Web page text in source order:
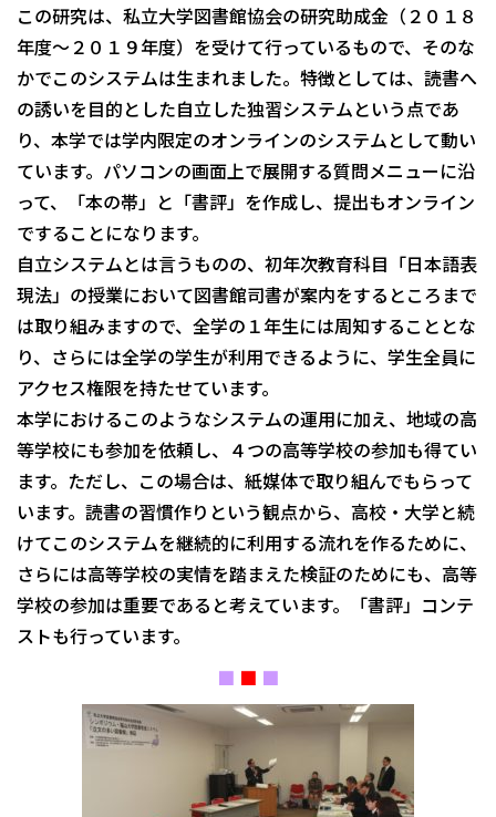
この研究は、私立大学図書館協会の研究助成金（２０１８
年度～２０１９年度）を受けて行っているもので、そのな
かでこのシステムは生まれました。特徴としては、読書へ
の誘いを目的とした自立した独習システムという点であ
り、本学では学内限定のオンラインのシステムとして動い
ています。パソコンの画面上で展開する質問メニューに沿
って、「本の帯」と「書評」を作成し、提出もオンライン
ですることになります。
自立システムとは言うものの、初年次教育科目「日本語表
現法」の授業において図書館司書が案内をするところまで
は取り組みますので、全学の１年生には周知することとな
り、さらには全学の学生が利用できるように、学生全員に
アクセス権限を持たせています。
本学におけるこのようなシステムの運用に加え、地域の高
等学校にも参加を依頼し、４つの高等学校の参加も得てい
ます。ただし、この場合は、紙媒体で取り組んでもらって
います。読書の習慣作りという観点から、高校・大学と続
けてこのシステムを継続的に利用する流れを作るために、
さらには高等学校の実情を踏まえた検証のためにも、高等
学校の参加は重要であると考えています。「書評」コンテ
ストも行っています。
■ ■ ■